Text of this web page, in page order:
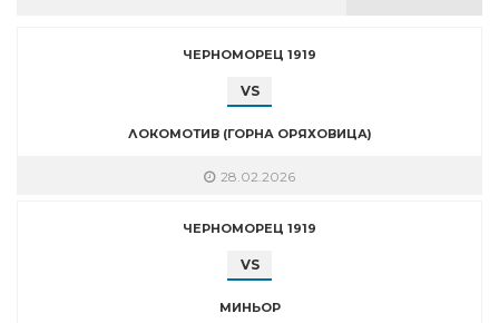
ЧЕРНОМОРЕЦ 1919
VS
ЛОКОМОТИВ (ГОРНА ОРЯХОВИЦА)
28.02.2026
ЧЕРНОМОРЕЦ 1919
VS
МИНЬОР